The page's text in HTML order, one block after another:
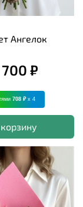
Ангелок
₽
708 ₽ x 4